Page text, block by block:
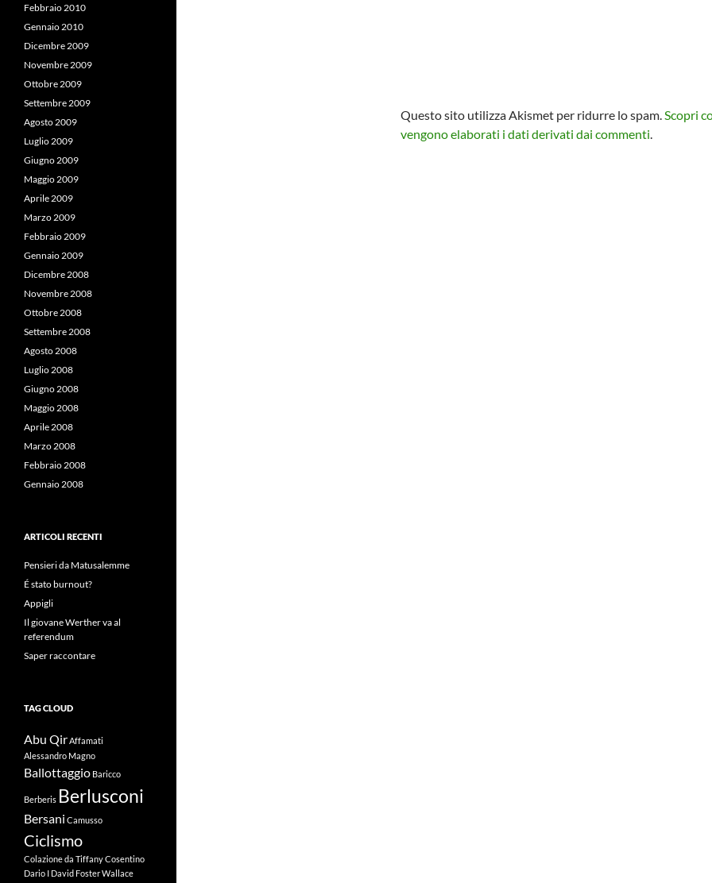
Questo sito utilizza Akismet per ridurre lo spam.Scopri
vengono elaborati i dati derivati dai commenti.
Febbraio 2010
Gennaio 2010
Dicembre 2009
Novembre 2009
Ottobre 2009
Settembre 2009
Agosto 2009
Luglio 2009
Giugno 2009
Maggio 2009
Aprile 2009
Marzo 2009
Febbraio 2009
Gennaio 2009
Dicembre 2008
Novembre 2008
Ottobre 2008
Settembre 2008
Agosto 2008
Luglio 2008
Giugno 2008
Maggio 2008
Aprile 2008
Marzo 2008
Febbraio 2008
Gennaio 2008
ARTICOLI RECENTI
Pensieri da Matusalemme
É stato burnout?
Appigli
Il giovane Werther va al
referendum
Saper raccontare
TAG CLOUD
Abu QirAffamati
Alessandro Magno
Ballottaggio Baricco
Berberis Berlusconi
Bersani Camusso
Ciclismo
Colazione da TiffanyCosentino
Dario I David Foster Wallace